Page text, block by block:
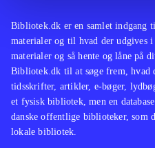
Bibliotek.dk er en samlet indgang
materialer og til hvad der udgives
materialer og så hente og låne på
Bibliotek.dk til at søge frem, hvad
tidsskrifter, artikler, e-bøger,
et fysisk bibliotek, men en
danske offentlige biblioteker, som
lokale bibliotek.